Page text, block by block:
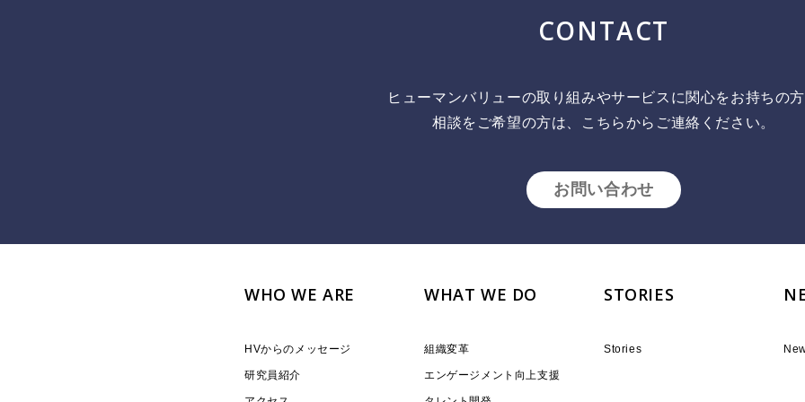
CONTACT
ヒューマンバリューの取り組みやサービスに関心をお持ちの方
相談をご希望の方は、こちらからご連絡ください。
お問い合わせ
WHO WE ARE
HVからのメッセージ
研究員紹介
WHAT WE DO
組織変革
エンゲージメント向上支援
STORIES
Stories